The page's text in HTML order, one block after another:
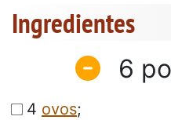
Ingredientes
6
4 ovos;